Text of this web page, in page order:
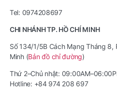
Tel: 0974208697
CHI NHÁNH TP. HỒ CHÍ MINH
Số 134/1/5B Cách Mạng Tháng 8,
Minh (Bản đồ chỉ đường)
Thứ 2–Chủ nhật:
Hotline: +84 974 208 697